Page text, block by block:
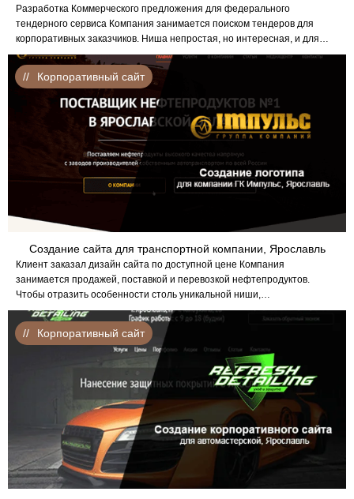
Разработка Коммерческого предложения для федерального
тендерного сервиса Компания занимается поиском тендеров для
корпоративных заказчиков. Ниша непростая, но интересная, и для…
Создание сайта для транспортной компании, Ярославль
Клиент заказал дизайн сайта по доступной цене Компания
занимается продажей, поставкой и перевозкой нефтепродуктов.
Чтобы отразить особенности столь уникальной ниши,…
Корпоративный сайт
Корпоративный сайт